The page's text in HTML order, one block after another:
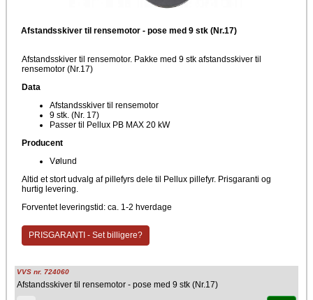
Afstandsskiver til rensemotor - pose med 9 stk (Nr.17)
Afstandsskiver til rensemotor. Pakke med 9 stk afstandsskiver til
rensemotor (Nr.17)
Data
Afstandsskiver til rensemotor
9 stk. (Nr. 17)
Passer til Pellux PB MAX 20 kW
Producent
Vølund
Altid et stort udvalg af pillefyrs dele til Pellux pillefyr. Prisgaranti og
hurtig levering.
Forventet leveringstid: ca. 1-2 hverdage
PRISGARANTI - Set billigere?
VVS nr. 724060
Afstandsskiver til rensemotor - pose med 9 stk (Nr.17)